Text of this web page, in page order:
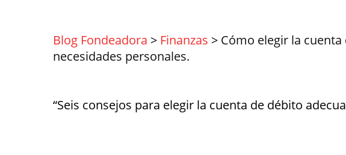
Blog Fondeadora > Finanzas > Cómo elegir la
necesidades personales.
“Seis consejos para elegir la cuenta de débito